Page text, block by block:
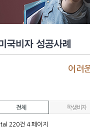
어려
전체 학생비자
220건 4 페이지